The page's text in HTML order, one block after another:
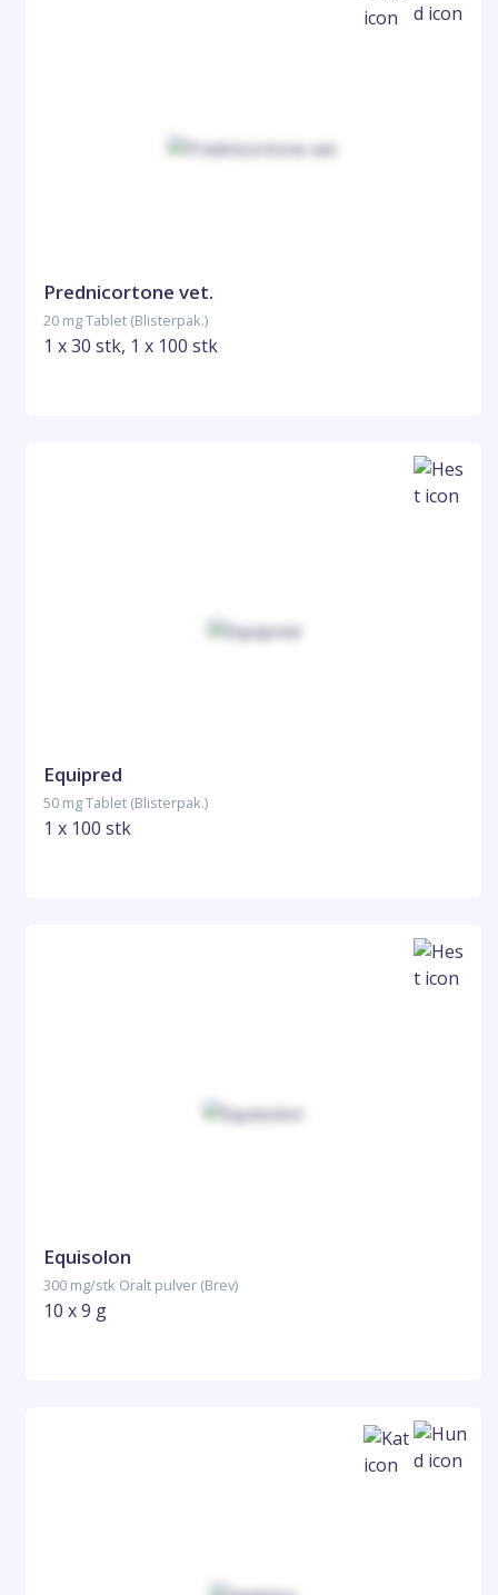
Prednicortone vet.
20 mg Tablet (Blisterpak.)
1 x 30 stk, 1 x 100 stk
Equipred
50 mg Tablet (Blisterpak.)
1 x 100 stk
Equisolon
300 mg/stk Oralt pulver (Brev)
10 x 9 g